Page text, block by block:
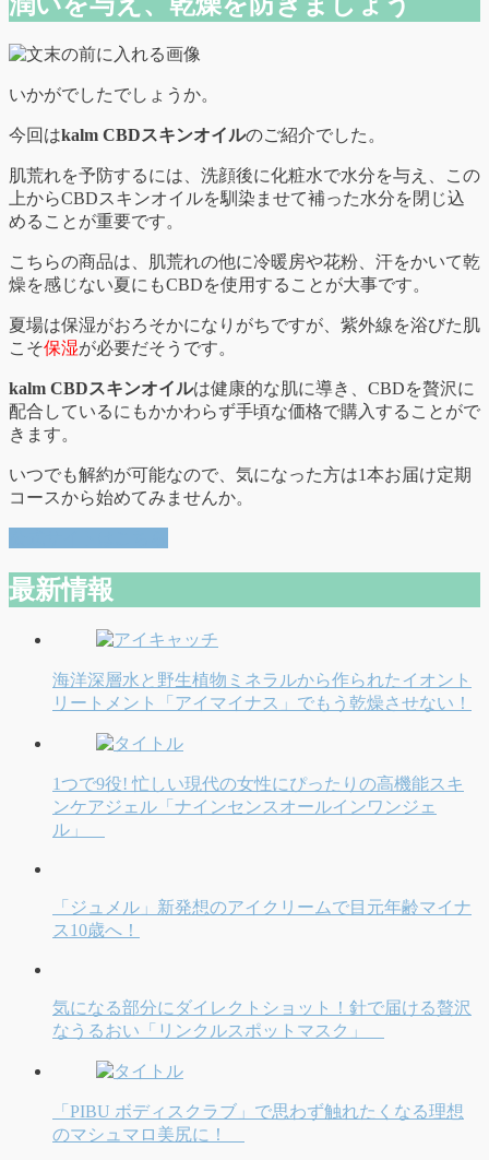
いかがでしたでしょうか。
今回はkalm CBDスキンオイルのご紹介でした。
肌荒れを予防するには、洗顔後に化粧水で水分を与え、この
上からCBDスキンオイルを馴染ませて補った水分を閉じ込
めることが重要です。
こちらの商品は、肌荒れの他に冷暖房や花粉、汗をかいて乾
燥を感じない夏にもCBDを使用することが大事です。
夏場は保湿がおろそかになりがちですが、紫外線を浴びた肌
こそ保湿が必要だそうです。
kalm CBDスキンオイルは健康的な肌に導き、CBDを贅沢に
配合しているにもかかわらず手頃な価格で購入することがで
きます。
いつでも解約が可能なので、気になった方は1本お届け定期
コースから始めてみませんか。
最新情報
海洋深層水と野生植物ミネラルから作られたイオント
リートメント「アイマイナス」でもう乾燥させない！
1つで9役! 忙しい現代の女性にぴったりの高機能スキ
ンケアジェル「ナインセンスオールインワンジェ
ル」
「ジュメル」新発想のアイクリームで目元年齢マイナ
ス10歳へ！
気になる部分にダイレクトショット！針で届ける贅沢
なうるおい「リンクルスポットマスク」
「PIBU ボディスクラブ」で思わず触れたくなる理想
のマシュマロ美尻に！